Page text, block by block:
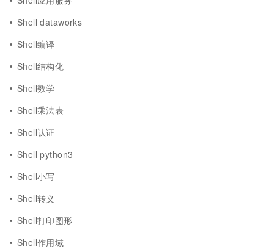
Shell dataworks
Shell编译
Shell结构化
Shell数学
Shell乘法表
Shell认证
Shell python3
Shell小写
Shell转义
Shell打印图形
Shell作用域